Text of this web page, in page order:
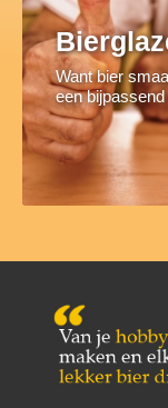
Want bier
een